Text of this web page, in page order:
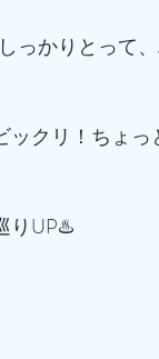
かりとって
クリ！ちょっ
りUP♨️